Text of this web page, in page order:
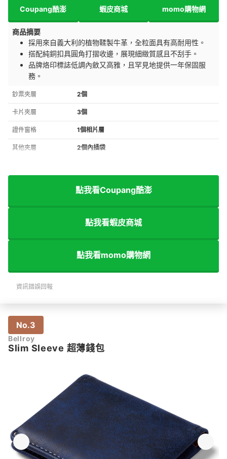
Coupang酷澎 蝦皮商城 momo購物網
商品摘要
採用來自義大利的植物鞣製牛革，全粒面具有高耐用性。
搭配純銅扣具圓角打摺收邊，展現細緻質感且不刮手。
品牌烙印標誌低調內斂又高雅，且罕見地提供一年保固服
務。
鈔票夾層 2個
卡片夾層 3個
證件窗格 1個相片層
其他夾層 2個內插袋
點我看Coupang酷澎
點我看蝦皮商城
點我看momo購物網
資訊錯誤回報
No.3
Bellroy
Slim Sleeve 超薄錢包